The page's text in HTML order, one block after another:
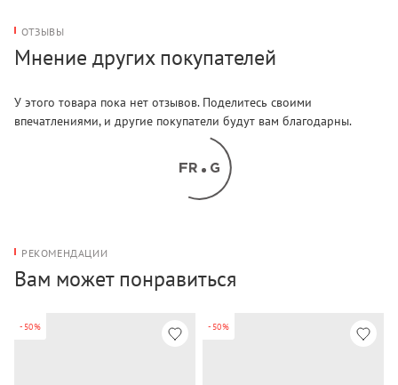
ОТЗЫВЫ
Мнение других покупателей
У этого товара пока нет отзывов. Поделитесь своими
впечатлениями, и другие покупатели будут вам благодарны.
РЕКОМЕНДАЦИИ
Вам может понравиться
-50% -50%